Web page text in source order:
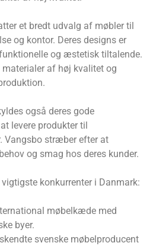
et bredt udvalg af møbler til
og kontor. Deres designs er
og æstetisk tiltalende.
af høj kvalitet og
også deres gode
levere produkter til
Vangsbo stræber efter at
og smag hos deres kunder.
vigtigste konkurrenter i Danmark:
møbelkæde med
byer.
svenske møbelproducent